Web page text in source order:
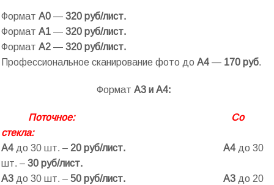
ФорматА0 —320 руб/лист.
ФорматА1 —320 руб/лист.
ФорматА2 —320 руб/лист.
Профессиональное сканирование фото до А4 — 170 руб.
Формат А3 и А4:
Поточное: Со
стекла:
А4 до 30 шт. – 20 руб/лист.А4 до 30
шт. – 30 руб/лист.
А3 до 30 шт. – 50 руб/лист.А3 до 20